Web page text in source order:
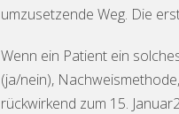
umzusetzende Weg. Die
Wenn ein Patient ein
(ja/nein),
rückwirkend zum 15.